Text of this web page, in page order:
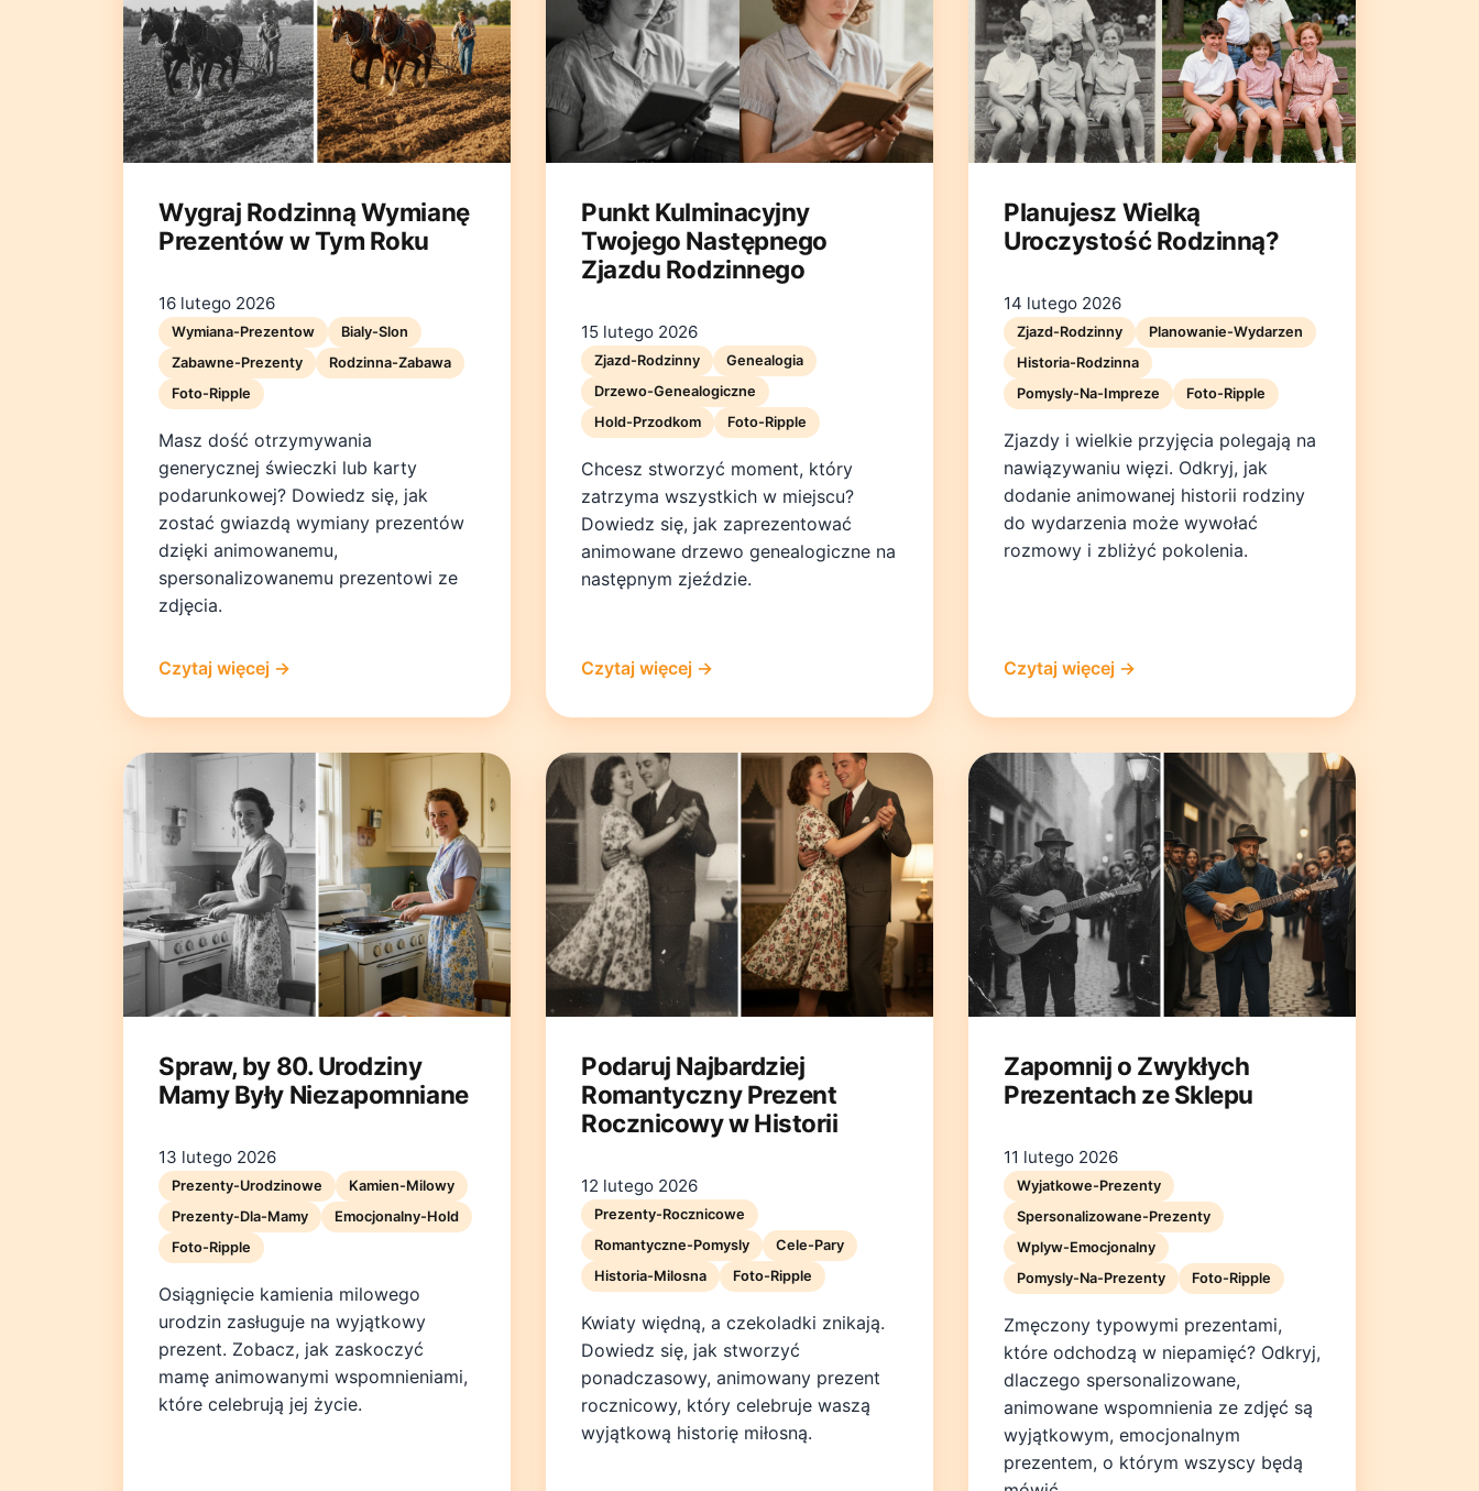
Wygraj Rodzinną Wymianę
Prezentów w Tym Roku
16 lutego 2026
Wymiana-Prezentow
Bialy-Slon
Zabawne-Prezenty
Rodzinna-Zabawa
Foto-Ripple
Masz dość otrzymywania
generycznej świeczki lub karty
podarunkowej? Dowiedz się, jak
zostać gwiazdą wymiany prezentów
dzięki animowanemu,
spersonalizowanemu prezentowi ze
zdjęcia.
Czytaj więcej →
Punkt Kulminacyjny
Twojego Następnego
Zjazdu Rodzinnego
15 lutego 2026
Zjazd-Rodzinny
Genealogia
Drzewo-Genealogiczne
Hold-Przodkom
Foto-Ripple
Chcesz stworzyć moment, który
zatrzyma wszystkich w miejscu?
Dowiedz się, jak zaprezentować
animowane drzewo genealogiczne na
następnym zjeździe.
Czytaj więcej →
Planujesz Wielką
Uroczystość Rodzinną?
14 lutego 2026
Zjazd-Rodzinny
Planowanie-Wydarzen
Historia-Rodzinna
Pomysly-Na-Impreze
Foto-Ripple
Zjazdy i wielkie przyjęcia polegają na
nawiązywaniu więzi. Odkryj, jak
dodanie animowanej historii rodziny
do wydarzenia może wywołać
rozmowy i zbliżyć pokolenia.
Czytaj więcej →
Spraw, by 80. Urodziny
Mamy Były Niezapomniane
13 lutego 2026
Prezenty-Urodzinowe
Kamien-Milowy
Prezenty-Dla-Mamy
Emocjonalny-Hold
Foto-Ripple
Osiągnięcie kamienia milowego
urodzin zasługuje na wyjątkowy
prezent. Zobacz, jak zaskoczyć
mamę animowanymi wspomnieniami,
które celebrują jej życie.
Podaruj Najbardziej
Romantyczny Prezent
Rocznicowy w Historii
12 lutego 2026
Prezenty-Rocznicowe
Romantyczne-Pomysly
Cele-Pary
Historia-Milosna
Foto-Ripple
Kwiaty więdną, a czekoladki znikają.
Dowiedz się, jak stworzyć
ponadczasowy, animowany prezent
rocznicowy, który celebruje waszą
wyjątkową historię miłosną.
Zapomnij o Zwykłych
Prezentach ze Sklepu
11 lutego 2026
Wyjatkowe-Prezenty
Spersonalizowane-Prezenty
Wplyw-Emocjonalny
Pomysly-Na-Prezenty
Foto-Ripple
Zmęczony typowymi prezentami,
które odchodzą w niepamięć? Odkryj,
dlaczego spersonalizowane,
animowane wspomnienia ze zdjęć są
wyjątkowym, emocjonalnym
prezentem, o którym wszyscy będą